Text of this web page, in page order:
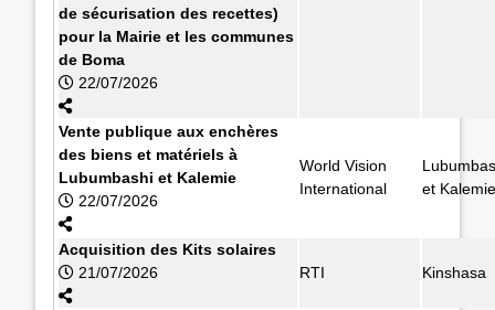
de sécurisation des recettes)
pour la Mairie et les communes
de Boma
22/07/2026
Vente publique aux enchères
des biens et matériels à
Lubumbashi et Kalemie
22/07/2026
World Vision
International
et Kalemie
Acquisition des Kits solaires
21/07/2026
RTI Kinshasa